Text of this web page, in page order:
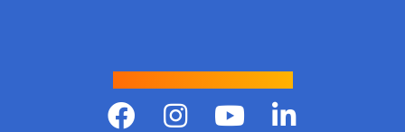
Suivre Gciné !